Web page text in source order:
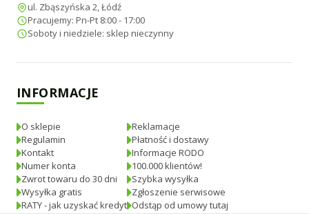
ul. Zbąszyńska 2, Łódź
Pracujemy: Pn-Pt 8:00 - 17:00
Soboty i niedziele: sklep nieczynny
INFORMACJE
O sklepie
Regulamin
Kontakt
Numer konta
Zwrot towaru do 30 dni
Wysyłka gratis
RATY - jak uzyskać kredyt
Reklamacje
Płatność i dostawy
Informacje RODO
100.000 klientów!
Szybka wysyłka
Zgłoszenie serwisowe
Odstąp od umowy tutaj